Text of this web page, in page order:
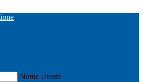
Nome Utente